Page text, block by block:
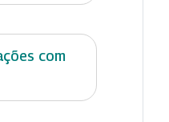
com